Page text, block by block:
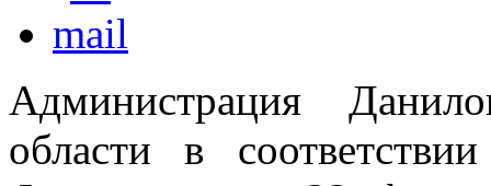
Администрация
области в